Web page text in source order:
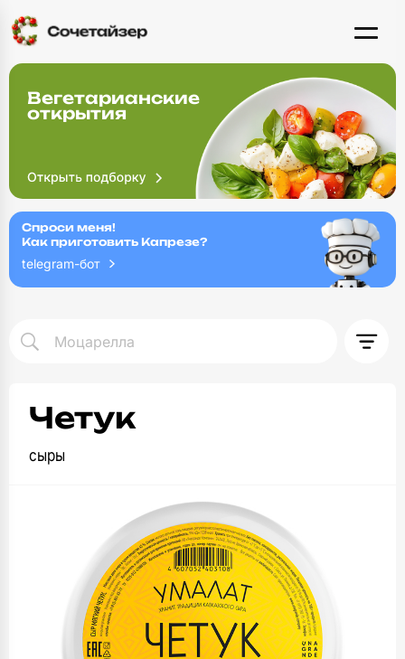
Вегетарианские
открытия
Спроси меня!
Как приготовить Капрезе?
telegram-бот
Четук
сыры